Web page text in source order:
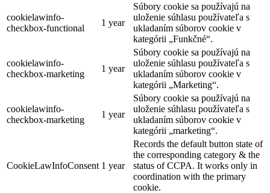
cookielawinfo-
checkbox-functional
1 year
Súbory cookie sa používajú na
uloženie súhlasu používateľa s
ukladaním súborov cookie v
kategórii „Funkčné“.
cookielawinfo-
checkbox-marketing
1 year
Súbory cookie sa používajú na
uloženie súhlasu používateľa s
ukladaním súborov cookie v
kategórii „Marketing“.
cookielawinfo-
checkbox-marketing
1 year
Súbory cookie sa používajú na
uloženie súhlasu používateľa s
ukladaním súborov cookie v
kategórii „marketing“.
CookieLawInfoConsent 1 year
Records the default button state of
the corresponding category & the
status of CCPA. It works only in
coordination with the primary
cookie.